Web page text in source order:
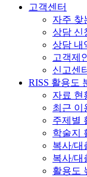
고객센터
자주 찾
상담 신
상담 내
고객제
신고센
RISS 활용도
자료 현
최근 이
주제별
학술지
복사/대
복사/대
활용도